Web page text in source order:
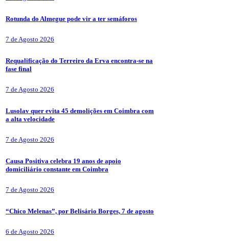
Rotunda do Almegue pode vir a ter semáforos
7 de Agosto 2026
Requalificação do Terreiro da Erva encontra-se na
fase final
7 de Agosto 2026
Lusolav quer evita 45 demolições em Coimbra com
a alta velocidade
7 de Agosto 2026
Causa Positiva celebra 19 anos de apoio
domiciliário constante em Coimbra
7 de Agosto 2026
“Chico Melenas”, por Belisário Borges, 7 de agosto
6 de Agosto 2026